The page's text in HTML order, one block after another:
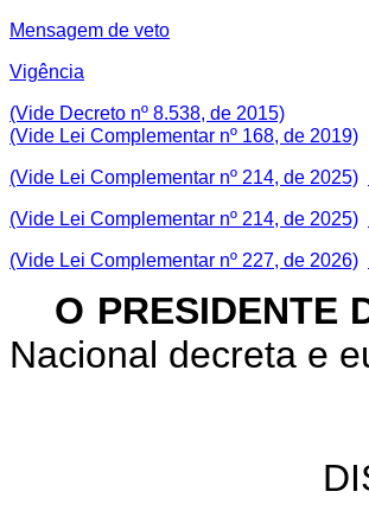
Mensagem de veto
Vigência
(Vide Decreto nº 8.538, de 2015)
(Vide Lei Complementar nº 168, de 2019)
(Vide Lei Complementar nº 214, de 2025)
(Vide Lei Complementar nº 214, de 2025)
(Vide Lei Complementar nº 227, de 2026)
O PRESIDENTE
Nacional decreta e